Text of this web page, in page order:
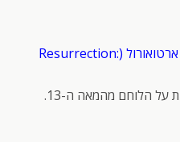
בנטפליקס, בנטפליקס, התחייה: ארטואורול (Resurrection:
על הלוחם מהמאה ה-13.